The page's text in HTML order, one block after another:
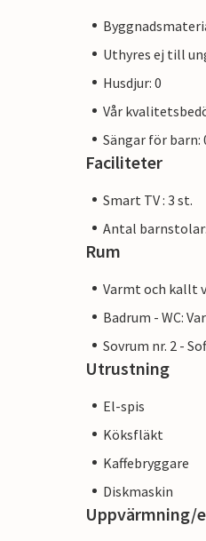
Uthyres ej till
Husdjur: 0
Vår
Sängar för barn:
Faciliteter
Smart TV : 3 st.
Antal
Rum
Varmt och kallt
Badrum - WC:
Sovrum nr. 2 -
Utrustning
El-spis
Köksfläkt
Kaffebryggare
Diskmaskin
Uppvärmning/